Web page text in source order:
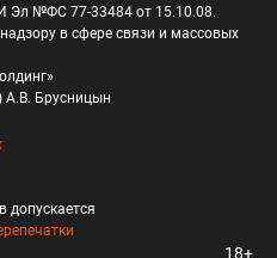
Эл №ФС 77-33484 от 15.10.08.
в сфере связи и массовых
А.В. Брусницын
допускается
18+